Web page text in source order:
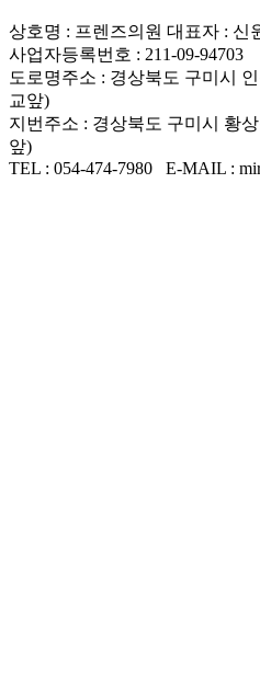
상호명 : 프렌즈의원 대표자 : 신
사업자등록번호 : 211-09-94703
도로명주소 : 경상북도 구미시
교앞)
지번주소 : 경상북도 구미시 황
앞)
TEL : 054-474-7980 E-MAIL :